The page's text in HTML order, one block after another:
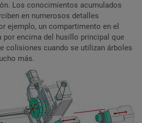
Los conocimientos acumulados
en numerosos detalles
ejemplo, un compartimento en el
por encima del husillo principal que
colisiones cuando se utilizan árboles
más.